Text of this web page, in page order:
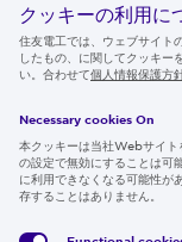
ニュースルーム
IR情報
採用情報
クッキーの利用に
住友電工では、ウェブサイト
したもの、に関してクッキー
い。合わせて個人情報保護方
Necessary cookies On
本クッキーは当社Webサイト
の設定で無効にすることは可
に利用できなくなる可能性が
存することはありません。